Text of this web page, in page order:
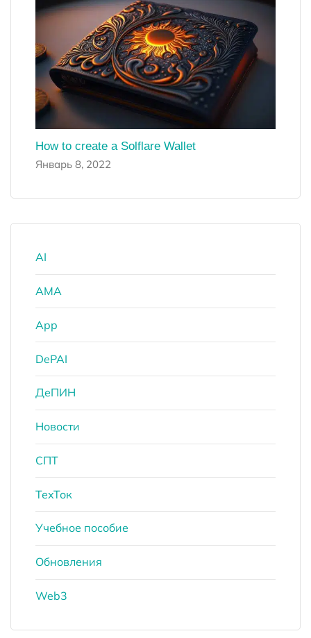
How to create a Solflare Wallet
Январь 8, 2022
AI
AMA
App
DePAI
ДеПИН
Новости
СПТ
ТехТок
Учебное пособие
Обновления
Web3